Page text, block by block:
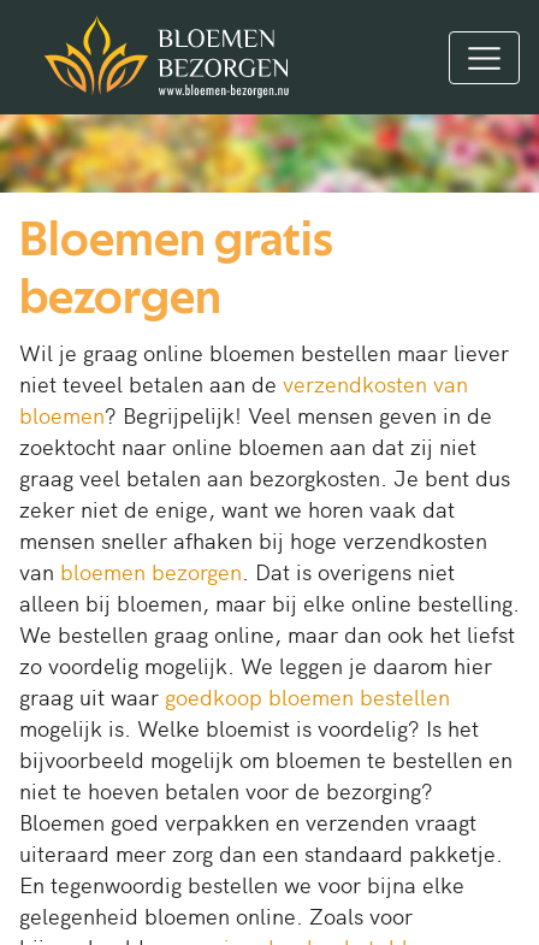
Bloemen gratis
bezorgen
Wil je graag online bloemen bestellen maar liever
niet teveel betalen aan de verzendkosten van
bloemen? Begrijpelijk! Veel mensen geven in de
zoektocht naar online bloemen aan dat zij niet
graag veel betalen aan bezorgkosten. Je bent dus
zeker niet de enige, want we horen vaak dat
mensen sneller afhaken bij hoge verzendkosten
van bloemen bezorgen. Dat is overigens niet
alleen bij bloemen, maar bij elke online bestelling.
We bestellen graag online, maar dan ook het liefst
zo voordelig mogelijk. We leggen je daarom hier
graag uit waar goedkoop bloemen bestellen
mogelijk is. Welke bloemist is voordelig? Is het
bijvoorbeeld mogelijk om bloemen te bestellen en
niet te hoeven betalen voor de bezorging?
Bloemen goed verpakken en verzenden vraagt
uiteraard meer zorg dan een standaard pakketje.
En tegenwoordig bestellen we voor bijna elke
gelegenheid bloemen online. Zoals voor